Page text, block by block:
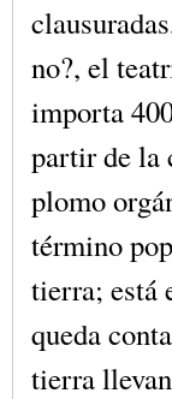
no?, el
importa
partir de la
plomo
término
tierra; está
queda
tierra